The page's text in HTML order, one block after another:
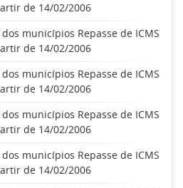
de 14/02/2006
municípios Repasse de ICMS
de 14/02/2006
municípios Repasse de ICMS
de 14/02/2006
municípios Repasse de ICMS
de 14/02/2006
municípios Repasse de ICMS
de 14/02/2006